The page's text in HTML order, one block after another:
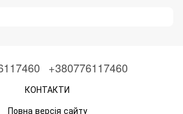
+380776117460
КОНТАКТИ
Повна версія сайту